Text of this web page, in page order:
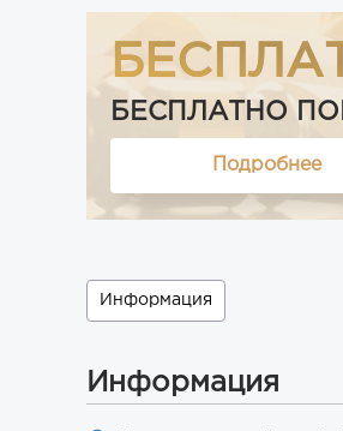
БЕСПЛАТНО
Подробнее
Информация
Информация